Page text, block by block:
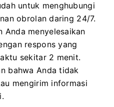
untuk menghubungi
obrolan daring 24/7.
Anda menyelesaikan
respons yang
sekitar 2 menit.
bahwa Anda tidak
mengirim informasi